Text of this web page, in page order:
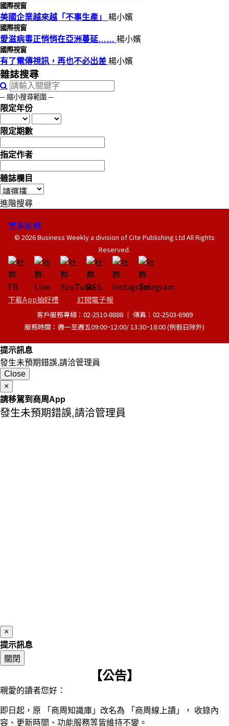
國際視窗
美國企業越來越「不事生產」 楊小嬪
國際視窗
愛滋病毒正悄悄在亞洲蔓延…… 楊小嬪
國際視窗
有了電傳視訊，再也不必出差 楊小嬪
雜誌搜尋
─ 縮小搜尋範圍 ─
限定年份
限定期數
指定作者
雜誌欄目
進階搜尋
更多服務
© 2026 Business Weekly a division of Cite Publishing Ltd All Rights
Reserved.
下載App抽好禮 訂閱電子報
客戶服務專線：02-2510-8888 │ 傳真：02-2503-6989
服務時間：週一至週五09:00~12:00/ 13:30~18:00 (例假日除外)
提示訊息
發生未預期錯誤,請洽管理員
Close
×
請移駕到商周App
發生未預期錯誤,請洽管理員
×
提示訊息
關閉
【公告】
親愛的讀者您好：
即日起，原 「商周知識庫」改名為 「商周線上讀」， 收錄內
容、更新時間、功能服務等皆維持不變。